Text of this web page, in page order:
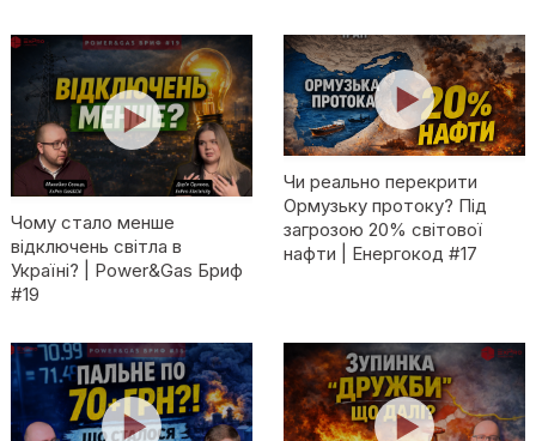
Чому стало менше
відключень світла в
Україні? | Power&Gas Бриф
#19
Чи реально перекрити
Ормузьку протоку? Під
загрозою 20% світової
нафти | Енергокод #17